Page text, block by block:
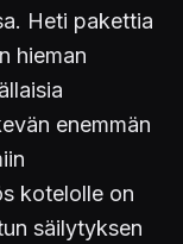
Heti pakettia
hieman
enemmän
kotelolle on
säilytyksen